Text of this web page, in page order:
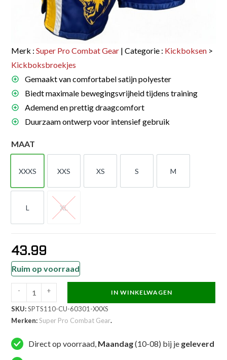
Merk :Super Pro Combat Gear | Categorie : Kickboksen >
Kickboksbroekjes
Gemaakt van comfortabel satijn polyester
Biedt maximale bewegingsvrijheid tijdens training
Ademend en prettig draagcomfort
Duurzaam ontwerp voor intensief gebruik
MAAT
XXXS
XXXS
XXS
XXS
XS
XS
S
S
M
M
L
L
XL
XL
43.99
Ruim op voorraad
Pro
Combat
Gear
-
- + IN WINKELWAGEN
SKU:SPTS110-CU-60301-XXXS
Merken:Super Pro Combat Gear.
Direct op voorraad, Maandag(10-08) bij je geleverd